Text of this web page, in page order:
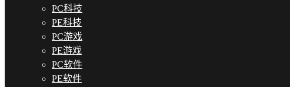
PC科技
PE科技
PC游戏
PE游戏
PC软件
PE软件